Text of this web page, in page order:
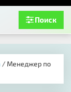
Поиск
/ Менеджер по